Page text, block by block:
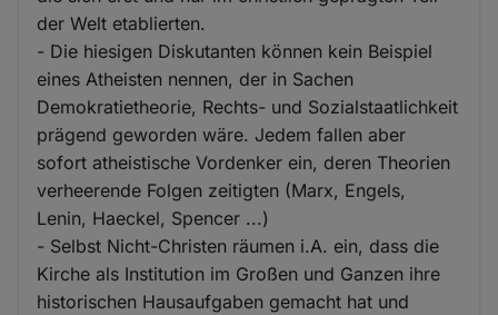
der Welt etablierten.
- Die hiesigen Diskutanten können kein Beispiel
eines Atheisten nennen, der in Sachen
Demokratietheorie, Rechts- und Sozialstaatlichkeit
prägend geworden wäre. Jedem fallen aber
sofort atheistische Vordenker ein, deren Theorien
verheerende Folgen zeitigten (Marx, Engels,
Lenin, Haeckel, Spencer ...)
- Selbst Nicht-Christen räumen i.A. ein, dass die
Kirche als Institution im Großen und Ganzen ihre
historischen Hausaufgaben gemacht hat und